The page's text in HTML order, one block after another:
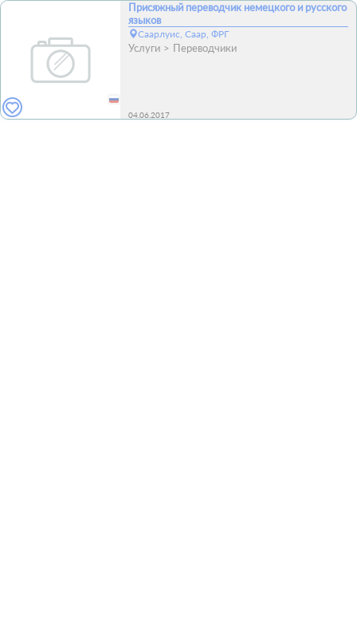
Присяжный переводчик немецкого и русского
языков
Саарлуис, Саар, ФРГ
Услуги Переводчики
04.06.2017